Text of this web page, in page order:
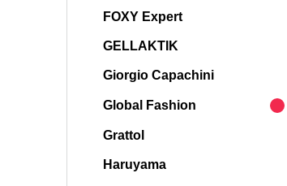
FOXY Expert
GELLAKTIK
Giorgio Capachini
Global Fashion
Grattol
Haruyama